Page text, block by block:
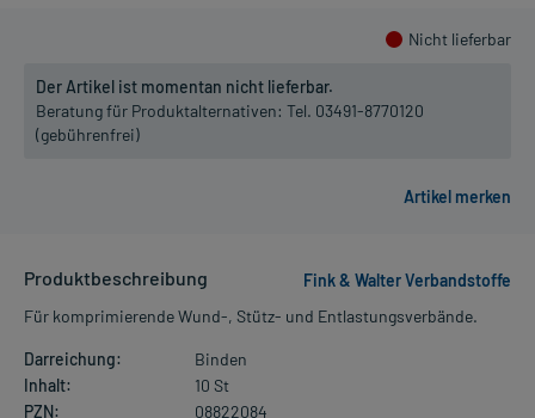
Nicht lieferbar
Der Artikel ist momentan nicht lieferbar.
Beratung für Produktalternativen: Tel. 03491-8770120
(gebührenfrei)
Produktbeschreibung
Fink & Walter Verbandstoffe
Für komprimierende Wund-, Stütz- und Entlastungsverbände.
Darreichung:
Binden
Inhalt:
10 St
PZN:
08822084